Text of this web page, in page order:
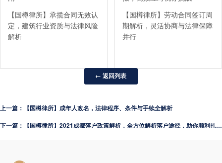
【国樽律所】承揽合同无效认
定，建筑行业资质与法律风险
解析
【国樽律所】劳动合同签订周
期解析，灵活协商与法律保障
并行
← 返回列表
上一篇：【国樽律所】成年人改名，法律程序、条件与手续全解析
下一篇：【国樽律所】2021成都落户政策解析，全方位解析落户途径，助你顺利扎根蓉城